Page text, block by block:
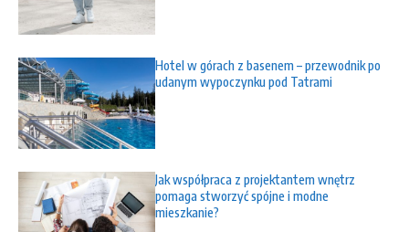
Hotel w górach z basenem – przewodnik po
udanym wypoczynku pod Tatrami
Jak współpraca z projektantem wnętrz
pomaga stworzyć spójne i modne
mieszkanie?